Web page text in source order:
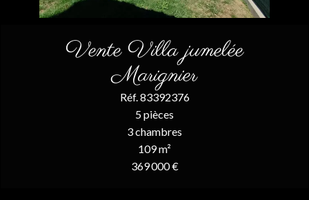
Vente Villa jumelée
Marignier
Réf. 83392376
5 pièces
3 chambres
109 m²
369 000 €